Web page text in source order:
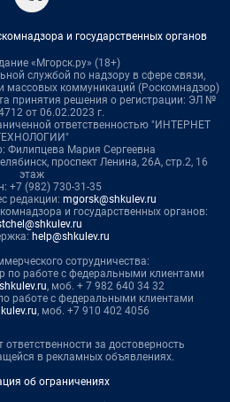
и государственных органов
«Мгорск.ру» (18+)
службой по надзору в сфере связи,
массовых коммуникаций (Роскомнадзор)
принятия решения о регистрации: ЭЛ №
от 06.02.2023 г.
ответственностью "ИНТЕРНЕТ
Филипцева Мария Сергеевна
проспект Ленина, 26А, стр.2, 16
этаж
+7 (982) 730-31-35
редакции: mgorsk@shkulev.ru
и государственных органов:
help@shkulev.ru
сотрудничества:
работе с федеральными клиентами
, моб. + 7 982 640 34 32
работе с федеральными клиентами
, моб. +7 910 402 4056
ответственности за достоверность
в рекламных объявлениях.
об ограничениях